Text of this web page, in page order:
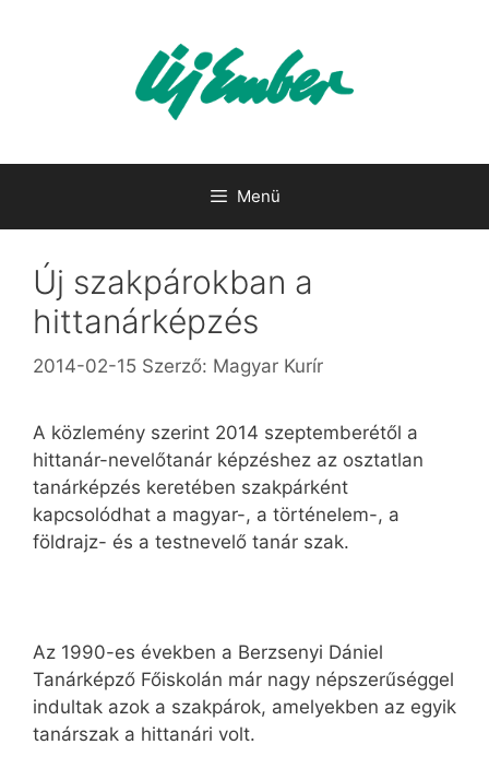
Menü
Új szakpárokban a
hittanárképzés
2014-02-15 Szerző: Magyar Kurír
A közlemény szerint 2014 szeptemberétől a
hittanár-nevelőtanár képzéshez az osztatlan
tanárképzés keretében szakpárként
kapcsolódhat a magyar-, a történelem-, a
földrajz- és a testnevelő tanár szak.
Az 1990-es években a Berzsenyi Dániel
Tanárképző Főiskolán már nagy népszerűséggel
indultak azok a szakpárok, amelyekben az egyik
tanárszak a hittanári volt.